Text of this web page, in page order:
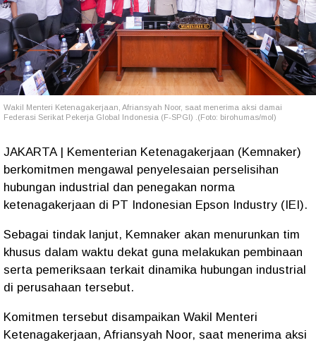
Wakil Menteri Ketenagakerjaan, Afriansyah Noor, saat menerima aksi damai
Federasi Serikat Pekerja Global Indonesia (F-SPGI) .(Foto: birohumas/mol)
JAKARTA | Kementerian Ketenagakerjaan (Kemnaker)
berkomitmen mengawal penyelesaian perselisihan
hubungan industrial dan penegakan norma
ketenagakerjaan di PT Indonesian Epson Industry (IEI).
Sebagai tindak lanjut, Kemnaker akan menurunkan tim
khusus dalam waktu dekat guna melakukan pembinaan
serta pemeriksaan terkait dinamika hubungan industrial
di perusahaan tersebut.
Komitmen tersebut disampaikan Wakil Menteri
Ketenagakerjaan, Afriansyah Noor, saat menerima aksi